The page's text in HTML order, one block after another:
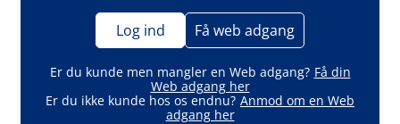
Log ind Få web adgang
Er du kunde men mangler en Web adgang? Få din
Web adgang her
Er du ikke kunde hos os endnu? Anmod om en Web
adgang her